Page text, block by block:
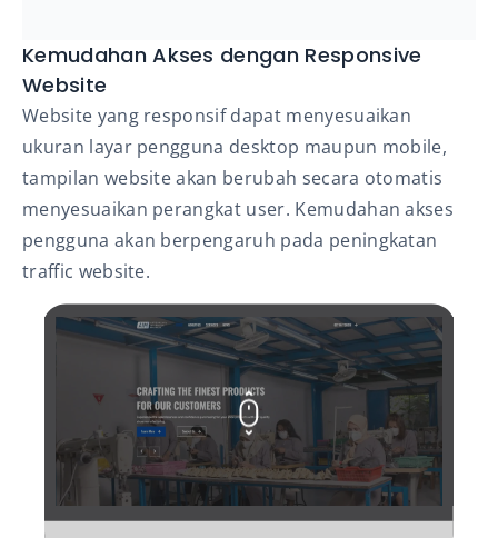
Kemudahan Akses dengan Responsive
Website
Website yang responsif dapat menyesuaikan
ukuran layar pengguna desktop maupun mobile,
tampilan website akan berubah secara otomatis
menyesuaikan perangkat user. Kemudahan akses
pengguna akan berpengaruh pada peningkatan
traffic website.